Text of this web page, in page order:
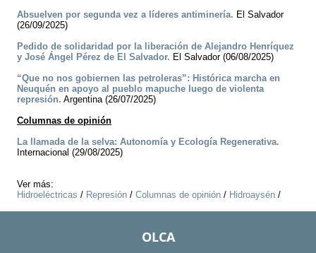
Absuelven por segunda vez a líderes antiminería. El Salvador
(26/09/2025)
Pedido de solidaridad por la liberación de Alejandro Henríquez
y José Ángel Pérez de El Salvador. El Salvador (06/08/2025)
“Que no nos gobiernen las petroleras”: Histórica marcha en
Neuquén en apoyo al pueblo mapuche luego de violenta
represión. Argentina (26/07/2025)
Columnas de opinión
La llamada de la selva: Autonomía y Ecología Regenerativa.
Internacional (29/08/2025)
Ver más:
Hidroeléctricas / Represión / Columnas de opinión / Hidroaysén /
OLCA